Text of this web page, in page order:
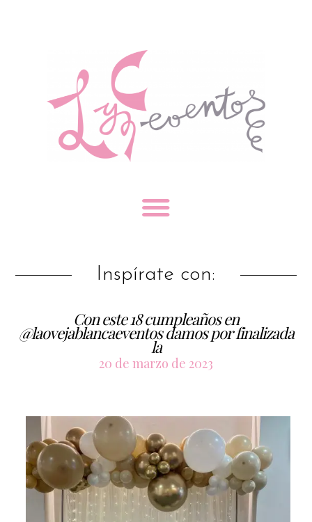
Inspírate con:
Con este 18 cumpleaños en
@laovejablancaeventos damos por finalizada
la
20 de marzo de 2023